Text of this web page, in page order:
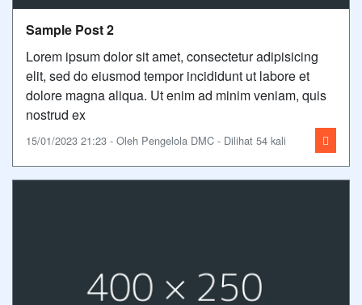
Sample Post 2
Lorem ipsum dolor sit amet, consectetur adipisicing
elit, sed do eiusmod tempor incididunt ut labore et
dolore magna aliqua. Ut enim ad minim veniam, quis
nostrud ex
15/01/2023 21:23 - Oleh Pengelola DMC - Dilihat 54 kali